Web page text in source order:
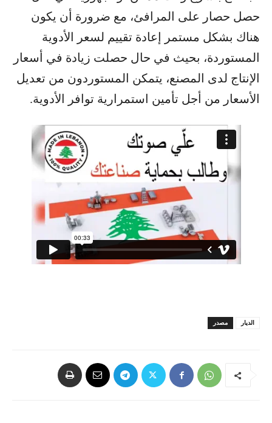
حصل حصار على المرافئ، مع ضرورة أن يكون
هناك بشكل مستمر إعادة تقييم لسعر الأدوية
المستوردة، بحيث في حال حصلت زيادة في أسعار
الإنتاج لدى المصنع، يتمكن المستوردون من تعديل
الأسعار من أجل تأمين استمرارية توافر الأدوية.
مصدر الديار